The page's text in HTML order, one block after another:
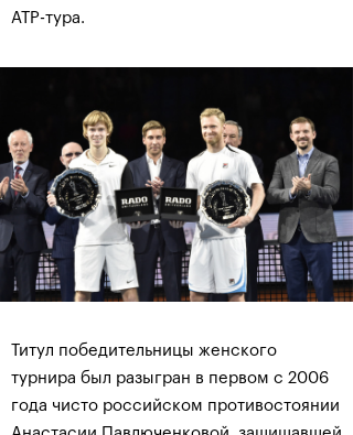
АТР-тура.
Титул победительницы женского
турнира был разыгран в первом с 2006
года чисто российском противостоянии